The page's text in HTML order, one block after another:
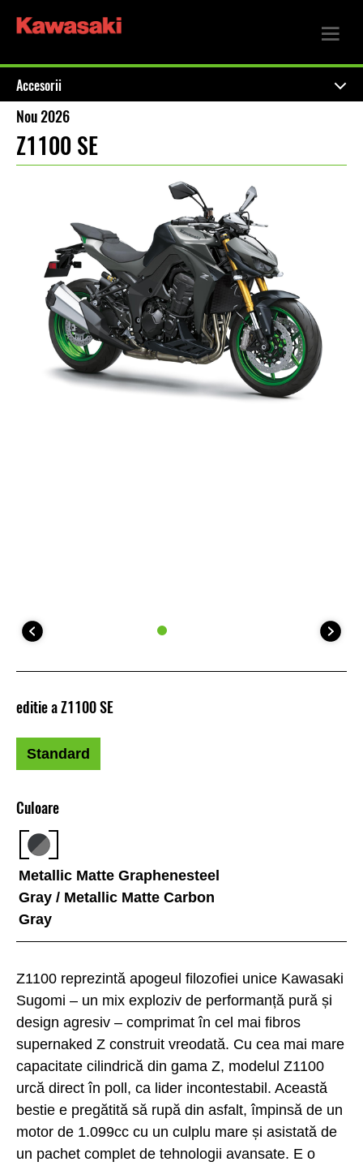
Accesorii
Nou 2026
Z1100 SE
Z1100 reprezintă apogeul filozofiei unice Kawasaki
Sugomi – un mix exploziv de performanță pură și
design agresiv – comprimat în cel mai fibros
supernaked Z construit vreodată. Cu cea mai mare
capacitate cilindrică din gama Z, modelul Z1100
urcă direct în poll, ca lider incontestabil. Această
bestie e pregătită să rupă din asfalt, împinsă de un
motor de 1.099cc cu un culplu mare și asistată de
un pachet complet de tehnologii avansate. E o
Culoare
Metallic Matte Graphenesteel
Gray / Metallic Matte Carbon
Gray
editie a Z1100 SE
Standard